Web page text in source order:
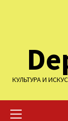
КУЛЬТУРА И
меню